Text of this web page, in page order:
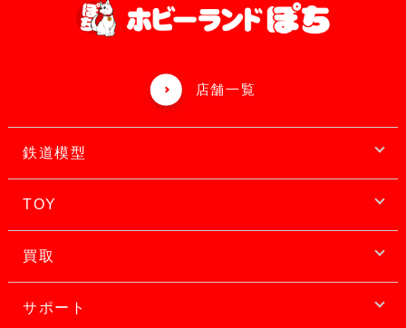
店舗一覧
鉄道模型
TOY
買取
サポート